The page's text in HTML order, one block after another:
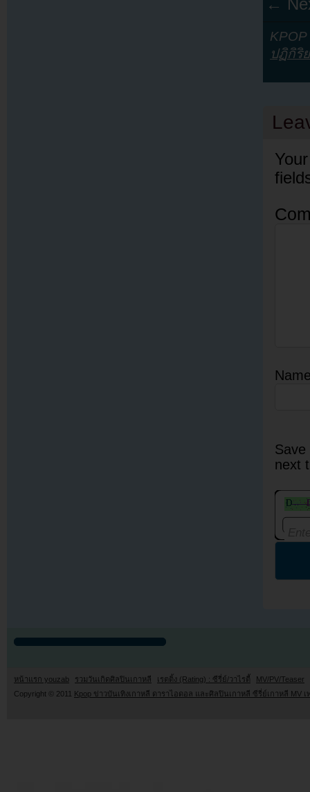
←
ปฏิกิริ
next
หน้าแรก youzab รวมวันเกิดศิลปินเกาหลี เรตติ้ง (Rating) : ซีรี่ย์/วาไรตี้
MV/PV/Teaser
Copyright © 2011 Kpop ข่าวบันเทิงเกาหลี ดาราไอดอล และศิลปินเกาหลี ซีรี่ย์เกาหลี MV